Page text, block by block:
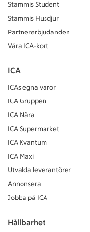
Stammis Student
Stammis Husdjur
Partnererbjudanden
Våra ICA-kort
ICA
ICAs egna varor
ICA Gruppen
ICA Nära
ICA Supermarket
ICA Kvantum
ICA Maxi
Utvalda leverantörer
Annonsera
Jobba på ICA
Hållbarhet